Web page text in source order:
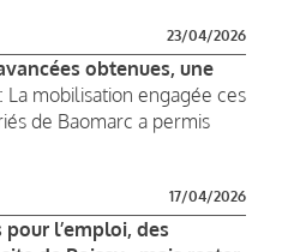
23/04/2026
obtenues, une
: La mobilisation engagée ces
de Baomarc a permis
17/04/2026
l’emploi, des